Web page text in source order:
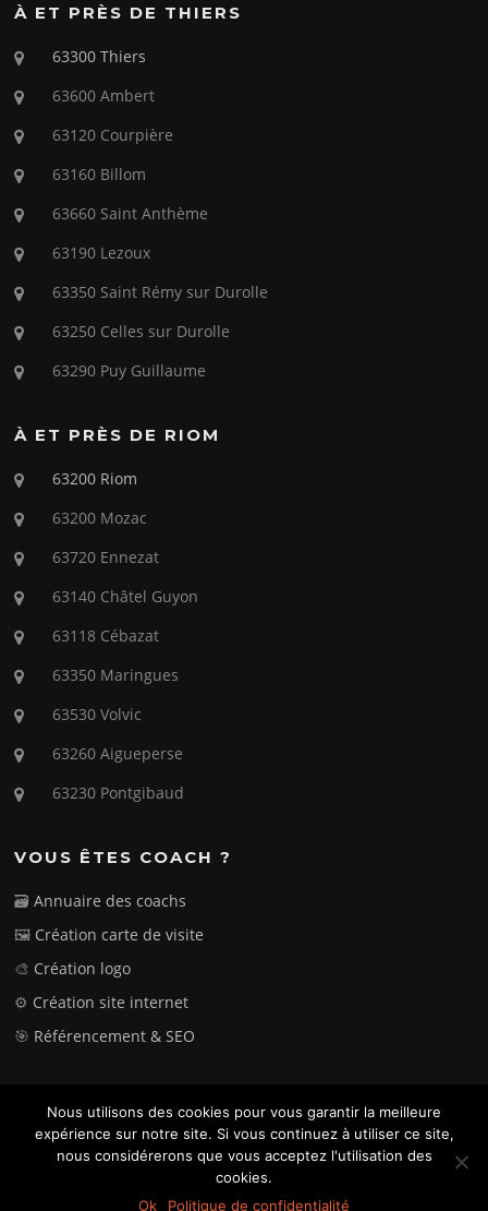
À ET PRÈS DE THIERS
63300 Thiers
63600 Ambert
63120 Courpière
63160 Billom
63660 Saint Anthème
63190 Lezoux
63350 Saint Rémy sur Durolle
63250 Celles sur Durolle
63290 Puy Guillaume
À ET PRÈS DE RIOM
63200 Riom
63200 Mozac
63720 Ennezat
63140 Châtel Guyon
63118 Cébazat
63350 Maringues
63530 Volvic
63260 Aigueperse
63230 Pontgibaud
VOUS ÊTES COACH ?
🗃️Annuaire des coachs
🖼️ Création carte de visite
🎨 Création logo
⚙️ Création site internet
🎯 Référencement & SEO
👥 Partenaires sportifs
Mentions légales
Nous utilisons des cookies pour vous garantir la meilleure
expérience sur notre site. Si vous continuez à utiliser ce site,
nous considérerons que vous acceptez l'utilisation des
cookies.
Ok
Politique de confidentialité